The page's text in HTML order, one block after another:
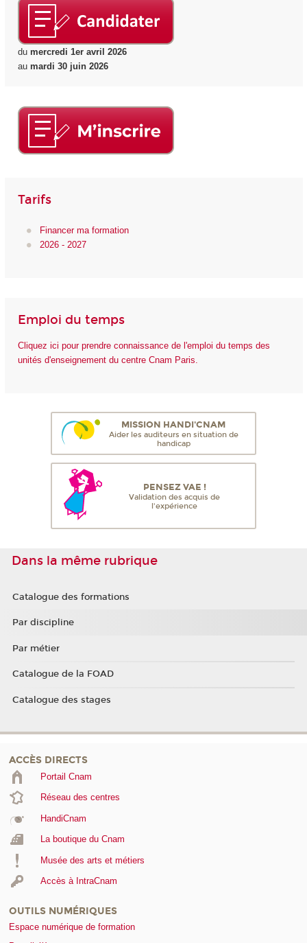
du mercredi 1er avril 2026
au mardi 30 juin 2026
Tarifs
Financer ma formation
2026 - 2027
Emploi du temps
Cliquez ici pour prendre connaissance de l'emploi du temps des
unités d'enseignement du centre Cnam Paris.
MISSION HANDI'CNAM
Aider les auditeurs en situation de
handicap
PENSEZ VAE !
Validation des acquis de
l'expérience
Dans la même rubrique
Catalogue des formations
Par discipline
Par métier
Catalogue de la FOAD
Catalogue des stages
ACCÈS DIRECTS
Portail Cnam
Réseau des centres
HandiCnam
La boutique du Cnam
Musée des arts et métiers
Accès à IntraCnam
OUTILS NUMÉRIQUES
Espace numérique de formation